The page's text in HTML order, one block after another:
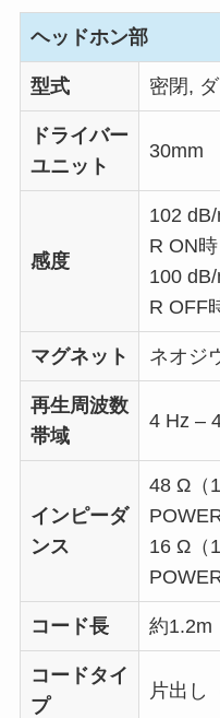
ヘッドホン部
型式 密閉,
ドライバー
ユニット
30mm
感度
102
R ON時
100
R OFF
マグネット ネオジ
再生周波数
帯域
4 Hz –
インピーダ
ンス
48 Ω（
16 Ω（
コード長 約1.2m
コードタイ
プ
片出し